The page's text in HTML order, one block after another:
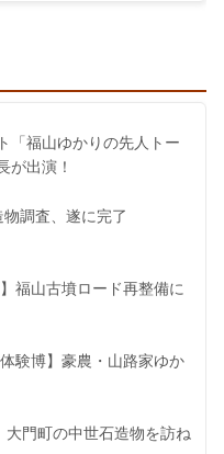
「福山ゆかりの先人トー
が出演！
調査、遂に完了
福山古墳ロード再整備に
験博】豪農・山路家ゆか
大門町の中世石造物を訪ね